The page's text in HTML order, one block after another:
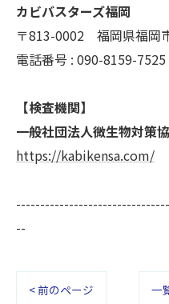
カビバスターズ福岡
〒813-0002 福岡県福岡
電話番号 : 090-8159-7525
【検査機関】
一般社団法人微生物対策
https://kabikensa.com/
--
< 前のページ 一